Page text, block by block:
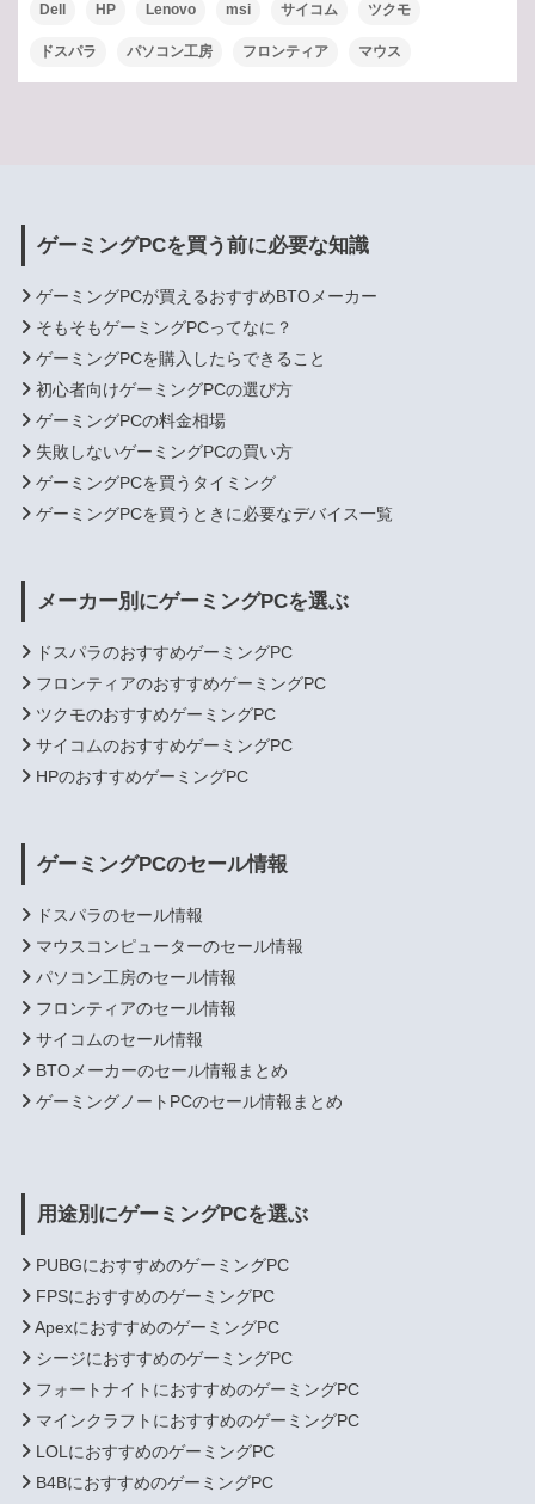
Dell HP Lenovo msi サイコム ツクモ
ドスパラ パソコン工房 フロンティア マウス
ゲーミングPCを買う前に必要な知識
ゲーミングPCが買えるおすすめBTOメーカー
そもそもゲーミングPCってなに？
ゲーミングPCを購入したらできること
初心者向けゲーミングPCの選び方
ゲーミングPCの料金相場
失敗しないゲーミングPCの買い方
ゲーミングPCを買うタイミング
ゲーミングPCを買うときに必要なデバイス一覧
メーカー別にゲーミングPCを選ぶ
ドスパラのおすすめゲーミングPC
フロンティアのおすすめゲーミングPC
ツクモのおすすめゲーミングPC
サイコムのおすすめゲーミングPC
HPのおすすめゲーミングPC
ゲーミングPCのセール情報
ドスパラのセール情報
マウスコンピューターのセール情報
パソコン工房のセール情報
フロンティアのセール情報
サイコムのセール情報
BTOメーカーのセール情報まとめ
ゲーミングノートPCのセール情報まとめ
用途別にゲーミングPCを選ぶ
PUBGにおすすめのゲーミングPC
FPSにおすすめのゲーミングPC
ApexにおすすめのゲーミングPC
シージにおすすめのゲーミングPC
フォートナイトにおすすめのゲーミングPC
マインクラフトにおすすめのゲーミングPC
LOLにおすすめのゲーミングPC
B4BにおすすめのゲーミングPC